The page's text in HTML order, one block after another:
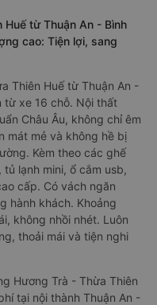
Huế từ Thuận An - Bình
cao: Tiện lợi, sang
Thiên Huế từ Thuận An -
từ xe 16 chỗ. Nội thất
Châu Âu, không chỉ êm
mát mẻ và không hề bị
Kèm theo các ghế
lạnh mini, ổ cắm usb,
cấp. Có vách ngăn
hành khách. Khoảng
không nhồi nhét. Luôn
thoải mái và tiện nghi
Hương Trà - Thừa Thiên
tại nội thành Thuận An -